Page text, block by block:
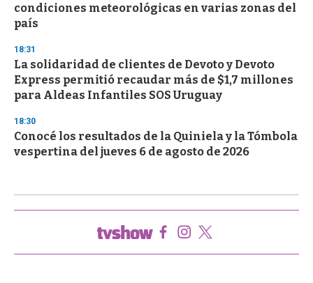
condiciones meteorológicas en varias zonas del
país
18:31
La solidaridad de clientes de Devoto y Devoto
Express permitió recaudar más de $1,7 millones
para Aldeas Infantiles SOS Uruguay
18:30
Conocé los resultados de la Quiniela y la Tómbola
vespertina del jueves 6 de agosto de 2026